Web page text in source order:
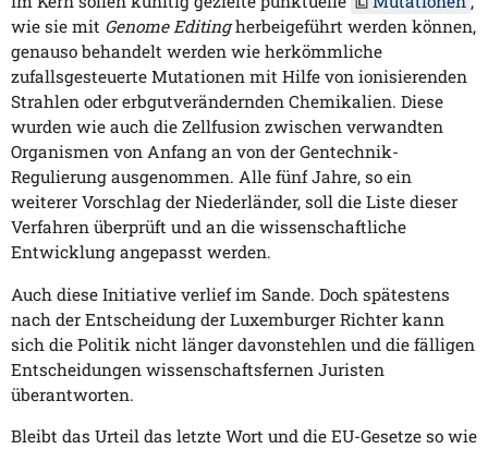
wie sie mit Genome Editingherbeigeführt werden können,
genauso behandelt werden wie herkömmliche
zufallsgesteuerte Mutationen mit Hilfe von ionisierenden
Strahlen oder erbgutverändernden Chemikalien. Diese
wurden wie auch die Zellfusion zwischen verwandten
Organismen von Anfang an von der Gentechnik-
Regulierung ausgenommen. Alle fünf Jahre, so ein
weiterer Vorschlag der Niederländer, soll die Liste dieser
Verfahren überprüft und an die wissenschaftliche
Entwicklung angepasst werden.
Auch diese Initiative verlief im Sande. Doch spätestens
nach der Entscheidung der Luxemburger Richter kann
sich die Politik nicht länger davonstehlen und die fälligen
Entscheidungen wissenschaftsfernen Juristen
überantworten.
Bleibt das Urteil das letzte Wort und die EU-Gesetze so wie